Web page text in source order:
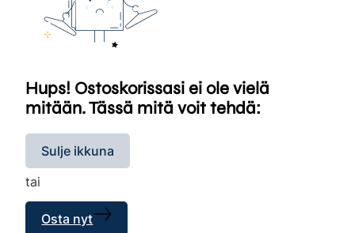
Hups! Ostoskorissasi ei ole vielä
mitään. Tässä mitä voit tehdä:
Sulje ikkuna
tai
Osta nyt